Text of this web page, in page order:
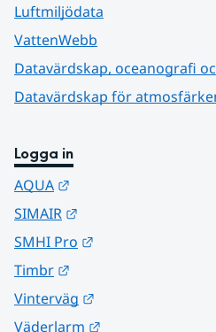
Luftmiljödata
VattenWebb
Datavärdskap, oceanografi
Datavärdskap för
Logga in
AQUA
SIMAIR
SMHI Pro
Timbr
Vinterväg
Väderlarm